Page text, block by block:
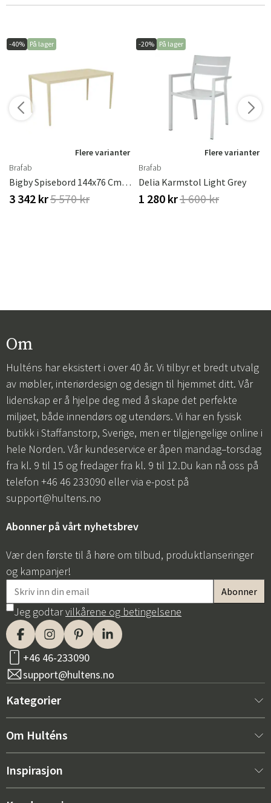
-40% På lager
Flere varianter
Brafab
Bigby Spisebord 144x76 Cm Lemon
3 342 kr5 570 kr
-20% På lager
Flere varianter
Brafab
Delia Karmstol Light Grey
1 280 kr1 600 kr
Om
Hulténs har eksistert i over 40 år. Vi tilbyr et bredt utvalg
av møbler, interiørdesign og design til hjemmet ditt. Vår
lidenskap er å hjelpe deg med å skape det perfekte
miljøet, både innendørs og utendørs. Vi har en fysisk
butikk i Staffanstorp, Sverige, men er tilgjengelige online i
hele Norden. Vår kundeservice er åpen mandag–torsdag
fra kl. 9 til 15 og fredager fra kl. 9 til 12.Du kan nå oss på
telefon +46 46 233090 eller via e-post på
support@hultens.no
Abonner på vårt nyhetsbrev
Vær den første til å høre om tilbud, produktlanseringer
og kampanjer!
Jeg godtarvilkårene og betingelsene
+46 46-233090
support@hultens.no
Kategorier
Nytt hos oss
Innredning
Om Hulténs
Om Hulténs
Inspirasjon